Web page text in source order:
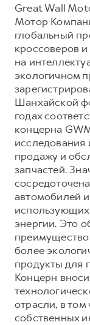
Great Wall
Мотор
глобальный
кроссоверов
на
экологичном
Шанхайской
годах
концерна
исследования
продажу и
запчастей.
автомобилей
использующих
энергии. Это
преимущество
более
продукты для
Концерн
отрасли, в
собственных